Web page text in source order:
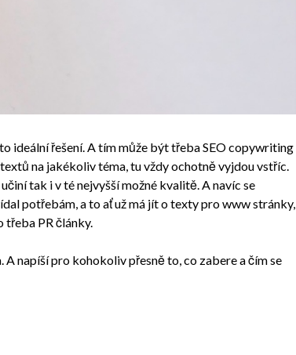
ideální řešení. A tím může být třebaSEO copywriting
na jakékoliv téma, tu vždy ochotně vyjdou vstříc.
tak i v té nejvyšší možné kvalitě. A navíc se
potřebám, a to ať už má jít o texty pro www stránky,
třeba PR články.
napíší pro kohokoliv přesně to, co zabere a čím se